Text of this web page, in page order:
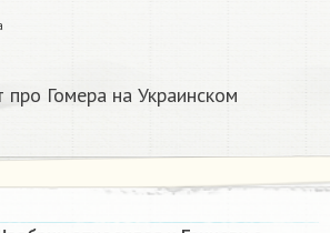
про Гомера на Украинском​